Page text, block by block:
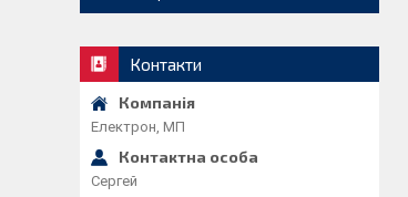
Контакти
Електрон, МП
Сергей